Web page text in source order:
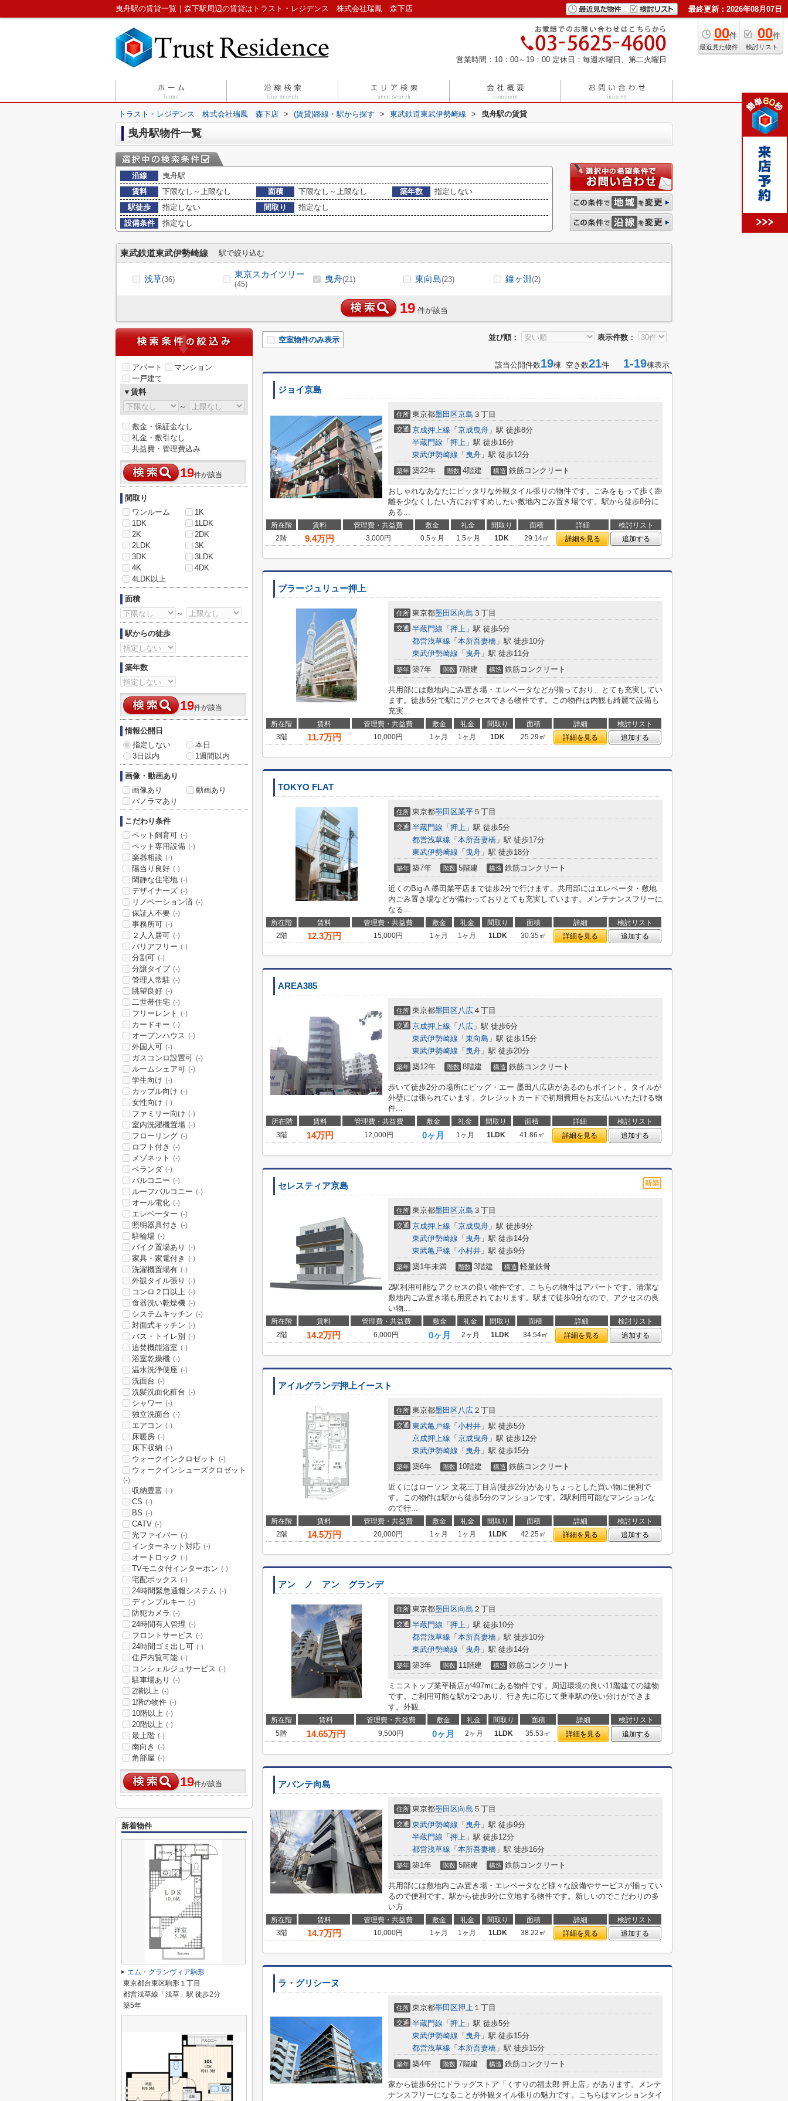
曳舟駅の賃貸一覧｜森下駅周辺の賃貸はトラスト・レジデンス 株式会社瑞鳳 森下店 最終更新：2026年08月07日
00件
最近見た物件
00件
検討リスト
営業時間：10：00～19：00 定休日：毎週水曜日、第二火曜日
トラスト・レジデンス 株式会社瑞鳳 森下店 > (賃貸)路線・駅から探す > 東武鉄道東武伊勢崎線 > 曳舟駅の賃貸
曳舟駅物件一覧
沿線
曳舟駅
賃料
下限なし～上限なし 面積 下限なし～上限なし 築年数
指定しない
駅徒歩
指定しない 間取り
指定なし
設備条件
指定なし
東武鉄道東武伊勢崎線 駅で絞り込む
浅草(36)
東京スカイツリー
(45)
曳舟(21) 東向島(23) 鐘ヶ淵(2)
19 件が該当
並び順： 表示件数：
空室物件のみ表示
該当公開件数19棟 空き数21件 1-19棟表示
ジョイ京島
住所 東京都墨田区京島 ３丁目
交通 京成押上線 「 京成曳舟 」駅 徒歩8分
半蔵門線 「 押上 」駅 徒歩16分
東武伊勢崎線 「 曳舟 」駅 徒歩12分
築年 築22年 階数 4階建 構造 鉄筋コンクリート
おしゃれなあなたにピッタリな外観タイル張りの物件です。ごみをもって歩く距
離を少なくしたい方におすすめしたい敷地内ごみ置き場です。駅から徒歩8分に
ある...
所在階 賃料 管理費・共益費 敷金 礼金 間取り 面積 詳細
検討リスト
2階
9.4万円 3,000円 0.5ヶ月 1.5ヶ月 1DK 29.14㎡ 詳細を見る 追加する
プラージュリュー押上
住所 東京都墨田区向島 ３丁目
交通 半蔵門線 「 押上 」駅 徒歩5分
都営浅草線 「 本所吾妻橋 」駅 徒歩10分
東武伊勢崎線 「 曳舟 」駅 徒歩11分
築年 築7年 階数 7階建 構造 鉄筋コンクリート
共用部には敷地内ごみ置き場・エレベータなどが揃っており、とても充実してい
ます。徒歩5分で駅にアクセスできる物件です。この物件は内観も綺麗で設備も
充実...
所在階 賃料 管理費・共益費 敷金 礼金 間取り 面積 詳細
検討リスト
3階
11.7万円 10,000円 1ヶ月 1ヶ月 1DK 25.29㎡ 詳細を見る 追加する
TOKYO FLAT
住所 東京都墨田区業平 ５丁目
交通 半蔵門線 「 押上 」駅 徒歩5分
都営浅草線 「 本所吾妻橋 」駅 徒歩17分
東武伊勢崎線 「 曳舟 」駅 徒歩18分
築年 築7年 階数 5階建 構造 鉄筋コンクリート
近くのBig-A 墨田業平店まで徒歩2分で行けます。共用部にはエレベータ・敷地
内ごみ置き場などが備わっておりとても充実しています。メンテナンスフリーに
なる...
所在階 賃料 管理費・共益費 敷金 礼金 間取り 面積 詳細
検討リスト
2階
12.3万円 15,000円 1ヶ月 1ヶ月 1LDK 30.35㎡ 詳細を見る 追加する
AREA385
住所 東京都墨田区八広 ４丁目
交通 京成押上線 「 八広 」駅 徒歩6分
東武伊勢崎線 「 東向島 」駅 徒歩15分
東武伊勢崎線 「 曳舟 」駅 徒歩20分
築年 築12年 階数 8階建 構造 鉄筋コンクリート
歩いて徒歩2分の場所にビッグ・エー 墨田八広店があるのもポイント。タイルが
外壁には張られています。クレジットカードで初期費用をお支払いいただける物
件...
所在階 賃料 管理費・共益費 敷金 礼金 間取り 面積 詳細
検討リスト
3階
14万円 12,000円 0ヶ月 1ヶ月 1LDK 41.86㎡ 詳細を見る 追加する
セレスティア京島
住所 東京都墨田区京島 ３丁目
交通 京成押上線 「 京成曳舟 」駅 徒歩9分
東武伊勢崎線 「 曳舟 」駅 徒歩14分
東武亀戸線 「 小村井 」駅 徒歩9分
築年 築1年未満 階数 3階建 構造 軽量鉄骨
2駅利用可能なアクセスの良い物件です。こちらの物件はアパートです。清潔な
敷地内ごみ置き場も用意されております。駅まで徒歩9分なので、アクセスの良
い物...
所在階 賃料 管理費・共益費 敷金 礼金 間取り 面積 詳細
検討リスト
2階
14.2万円 6,000円 0ヶ月 2ヶ月 1LDK 34.54㎡ 詳細を見る 追加する
アイルグランデ押上イースト
住所 東京都墨田区八広 ２丁目
交通 東武亀戸線 「 小村井 」駅 徒歩5分
京成押上線 「 京成曳舟 」駅 徒歩12分
東武伊勢崎線 「 曳舟 」駅 徒歩15分
築年 築6年 階数 10階建 構造 鉄筋コンクリート
近くにはローソン 文花三丁目店(徒歩2分)がありちょっとした買い物に便利で
す。この物件は駅から徒歩5分のマンションです。2駅利用可能なマンションな
ので行...
所在階 賃料 管理費・共益費 敷金 礼金 間取り 面積 詳細
検討リスト
2階
14.5万円 20,000円 1ヶ月 1ヶ月 1LDK 42.25㎡ 詳細を見る 追加する
アン ノ アン グランデ
住所 東京都墨田区向島 ２丁目
交通 半蔵門線 「 押上 」駅 徒歩10分
都営浅草線 「 本所吾妻橋 」駅 徒歩10分
東武伊勢崎線 「 曳舟 」駅 徒歩14分
築年 築3年 階数 11階建 構造 鉄筋コンクリート
ミニストップ業平橋店が497mにある物件です。周辺環境の良い11階建ての建物
です。ご利用可能な駅が2つあり、行き先に応じて乗車駅の使い分けができま
す。外観...
所在階 賃料 管理費・共益費 敷金 礼金 間取り 面積 詳細
検討リスト
5階
14.65万円 9,500円 0ヶ月 2ヶ月 1LDK 35.53㎡ 詳細を見る 追加する
アバンテ向島
住所 東京都墨田区向島 ５丁目
交通 東武伊勢崎線 「 曳舟 」駅 徒歩9分
半蔵門線 「 押上 」駅 徒歩12分
都営浅草線 「 本所吾妻橋 」駅 徒歩16分
築年 築1年 階数 5階建 構造 鉄筋コンクリート
共用部には敷地内ごみ置き場・エレベータなど様々な設備やサービスが揃ってい
るので便利です。駅から徒歩9分に立地する物件です。新しいのでこだわりの多
い方...
所在階 賃料 管理費・共益費 敷金 礼金 間取り 面積 詳細
検討リスト
3階
14.7万円 10,000円 1ヶ月 1ヶ月 1LDK 38.22㎡ 詳細を見る 追加する
ラ・グリシーヌ
住所 東京都墨田区押上 １丁目
交通 半蔵門線 「 押上 」駅 徒歩5分
東武伊勢崎線 「 曳舟 」駅 徒歩15分
都営浅草線 「 本所吾妻橋 」駅 徒歩15分
築年 築4年 階数 7階建 構造 鉄筋コンクリート
家から徒歩6分にドラッグストア「くすりの福太郎 押上店」があります。メンテ
ナンスフリーになることが外観タイル張りの魅力です。こちらはマンションタイ
アパート
マンション
一戸建て
▼賃料
～
敷金・保証金なし
礼金・敷引なし
共益費・管理費込み
19件が該当
間取り
ワンルーム
1K
1DK
1LDK
2K
2DK
2LDK
3K
3DK
3LDK
4K
4DK
4LDK以上
面積
～
駅からの徒歩
築年数
19件が該当
情報公開日
指定しない
本日
3日以内
1週間以内
画像・動画あり
画像あり
動画あり
パノラマあり
こだわり条件
ペット飼育可 (-)
ペット専用設備 (-)
楽器相談 (-)
陽当り良好 (-)
閑静な住宅地 (-)
デザイナーズ (-)
リノベーション済 (-)
保証人不要 (-)
事務所可 (-)
２人入居可 (-)
バリアフリー (-)
分割可 (-)
分譲タイプ (-)
管理人常駐 (-)
眺望良好 (-)
二世帯住宅 (-)
フリーレント (-)
カードキー (-)
オープンハウス (-)
外国人可 (-)
ガスコンロ設置可 (-)
ルームシェア可 (-)
学生向け (-)
カップル向け (-)
女性向け (-)
ファミリー向け (-)
室内洗濯機置場 (-)
フローリング (-)
ロフト付き (-)
メゾネット (-)
ベランダ (-)
バルコニー (-)
ルーフバルコニー (-)
オール電化 (-)
エレベーター (-)
照明器具付き (-)
駐輪場 (-)
バイク置場あり (-)
家具・家電付き (-)
洗濯機置場有 (-)
外観タイル張り (-)
コンロ２口以上 (-)
食器洗い乾燥機 (-)
システムキッチン (-)
対面式キッチン (-)
バス・トイレ別 (-)
追焚機能浴室 (-)
浴室乾燥機 (-)
温水洗浄便座 (-)
洗面台 (-)
洗髪洗面化粧台 (-)
シャワー (-)
独立洗面台 (-)
エアコン (-)
床暖房 (-)
床下収納 (-)
ウォークインクロゼット (-)
ウォークインシューズクロゼット
(-)
収納豊富 (-)
CS (-)
BS (-)
CATV (-)
光ファイバー (-)
インターネット対応 (-)
オートロック (-)
TVモニタ付インターホン (-)
宅配ボックス (-)
24時間緊急通報システム (-)
ディンプルキー (-)
防犯カメラ (-)
24時間有人管理 (-)
フロントサービス (-)
24時間ゴミ出し可 (-)
住戸内覧可能 (-)
コンシェルジュサービス (-)
駐車場あり (-)
2階以上 (-)
1階の物件 (-)
10階以上 (-)
20階以上 (-)
最上階 (-)
南向き (-)
角部屋 (-)
19件が該当
新着物件
エム・グランヴィア駒形
東京都台東区駒形１丁目
都営浅草線「浅草」駅 徒歩2分
築5年